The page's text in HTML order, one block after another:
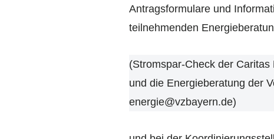
Antragsformulare und
teilnehmenden
(Stromspar-Check der
und die Energieberatung der
energie@vzbayern.de)